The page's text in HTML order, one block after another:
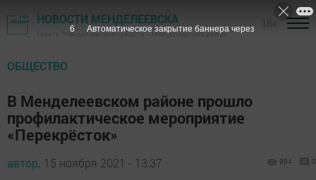
НОВОСТИ МЕНДЕЛЕЕВСКА
Газета "Менделеевские новости" - Менделеевский район
ОБЩЕСТВО
В Менделеевском районе прошло
профилактическое мероприятие
«Перекрёсток»
автор, 15 ноября 2021 - 13:37 994 0
6 Автоматическое закрытие баннера через